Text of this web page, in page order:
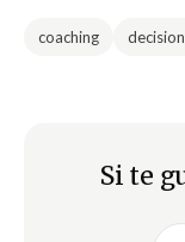
coaching
Si te